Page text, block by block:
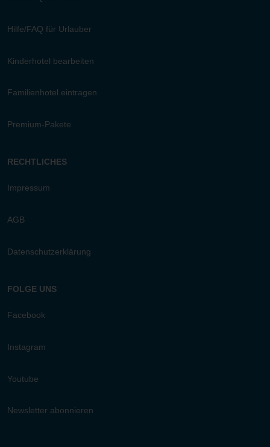
Hilfe/FAQ für Urlauber
Kinderhotel bearbeiten
Familienhotel eintragen
Premium-Pakete
RECHTLICHES
Impressum
AGB
Datenschutzerklärung
FOLGE UNS
Facebook
Instagram
Youtube
Newsletter abonnieren